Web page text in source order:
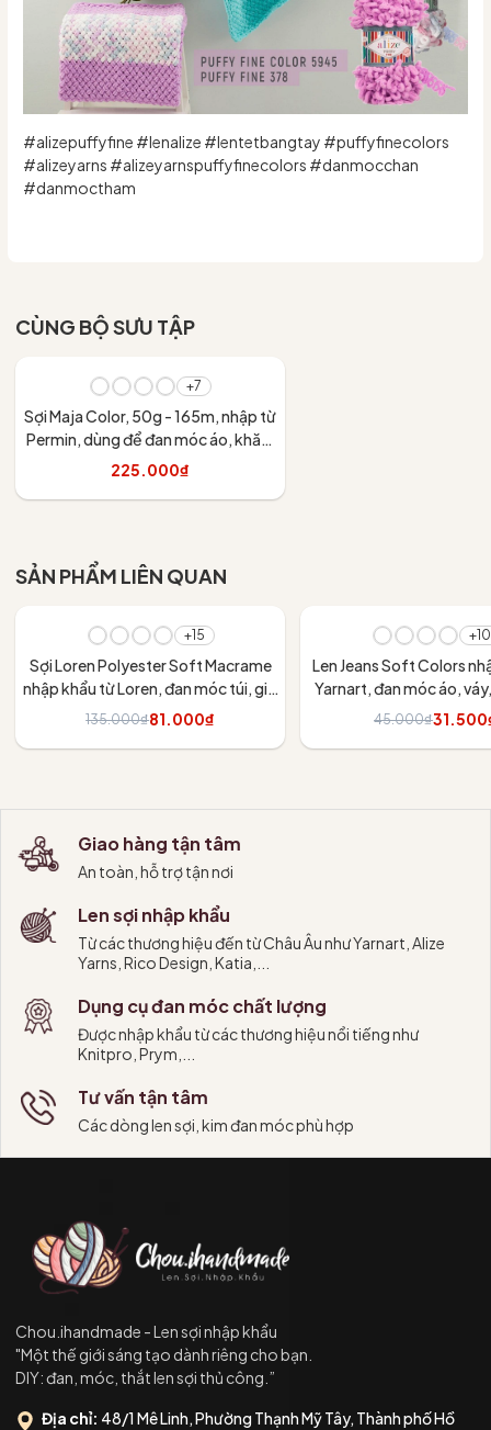
#alizepuffyfine #lenalize #lentetbangtay #puffyfinecolors
#alizeyarns #alizeyarnspuffyfinecolors #danmocchan
#danmoctham
CÙNG BỘ SƯU TẬP
+7
Sợi Maja Color, 50g - 165m, nhập từ
Permin, dùng để đan móc áo, khăn,
váy
225.000₫
SẢN PHẨM LIÊN QUAN
+15
Sợi Loren Polyester Soft Macrame
nhập khẩu từ Loren, đan móc túi, giỏ
xách, nón, các đồ dùng trang trí nội
135.000₫81.000₫
+10
Len Jeans Soft Colors
Yarnart, đan móc áo,
thú
45.000₫
Giao hàng tận tâm
An toàn, hỗ trợ tận nơi
Len sợi nhập khẩu
Từ các thương hiệu đến từ Châu Âu như Yarnart, Alize
Yarns, Rico Design, Katia,...
Dụng cụ đan móc chất lượng
Được nhập khẩu từ các thương hiệu nổi tiếng như
Knitpro, Prym,...
Tư vấn tận tâm
Các dòng len sợi, kim đan móc phù hợp
Chou.ihandmade - Len sợi nhập khẩu
"Một thế giới sáng tạo dành riêng cho bạn.
DIY: đan, móc, thắt len sợi thủ công.”
Địa chỉ: 48/1 Mê Linh, Phường Thạnh Mỹ Tây, Thành phố Hồ